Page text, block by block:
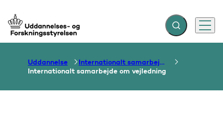
Gå til forsiden Fold søgefelt ud
Menu
Uddannelse
Internationalt samarbejde om uddannelse
Internationalt samarbejde om vejledning